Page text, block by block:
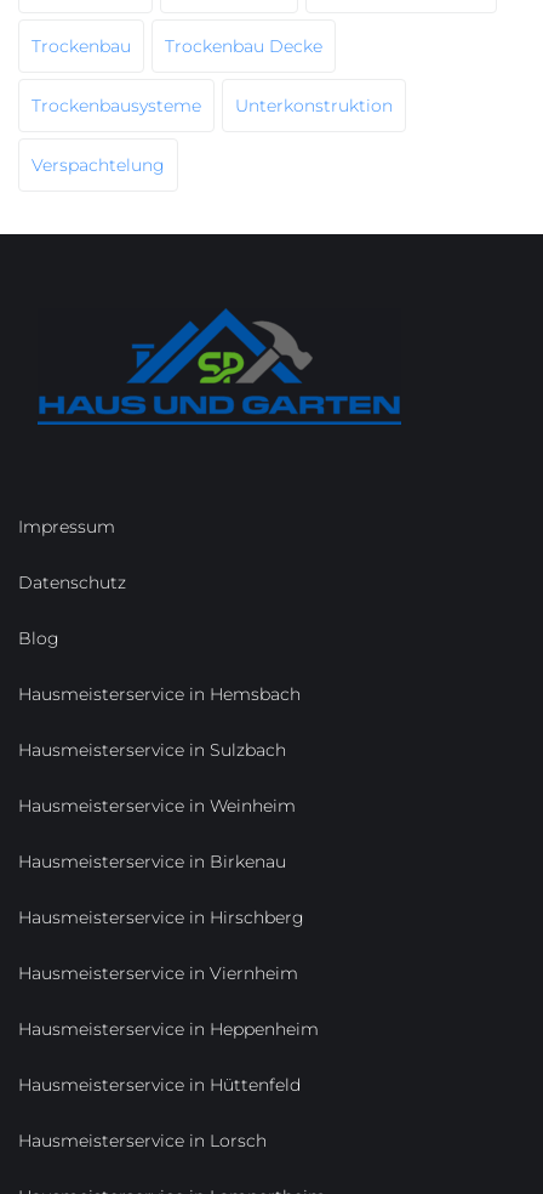
Trockenbau Trockenbau Decke
Trockenbausysteme Unterkonstruktion
Verspachtelung
Impressum
Datenschutz
Blog
Hausmeisterservice in Hemsbach
Hausmeisterservice in Sulzbach
Hausmeisterservice in Weinheim
Hausmeisterservice in Birkenau
Hausmeisterservice in Hirschberg
Hausmeisterservice in Viernheim
Hausmeisterservice in Heppenheim
Hausmeisterservice in Hüttenfeld
Hausmeisterservice in Lorsch